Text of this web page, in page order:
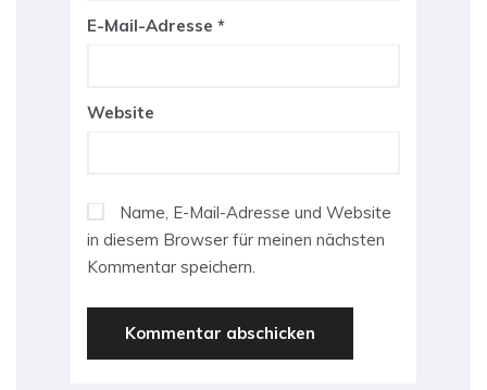
E-Mail-Adresse *
Website
Name, E-Mail-Adresse und Website
in diesem Browser für meinen nächsten
Kommentar speichern.